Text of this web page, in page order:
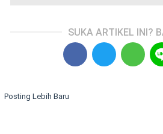
SUKA ARTIKEL INI?
Posting Lebih Baru